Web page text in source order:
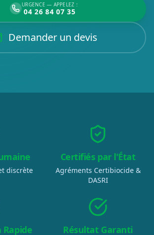
URGENCE — APPELEZ :
04 26 84 07 35
Demander un devis
discrète
Certifiés par l'État
Agréments Certibiocide &
DASRI
Résultat Garanti